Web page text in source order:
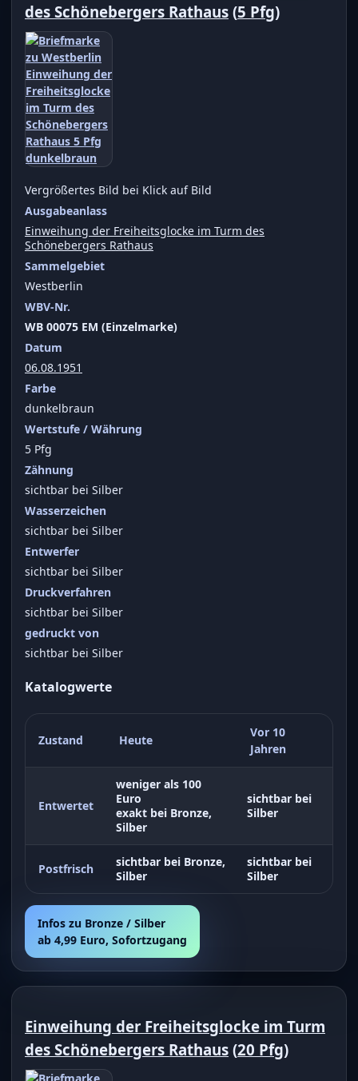
des Schönebergers Rathaus (5 Pfg)
Vergrößertes Bild bei Klick auf Bild
Ausgabeanlass
Einweihung der Freiheitsglocke im Turm des
Schönebergers Rathaus
Sammelgebiet
Westberlin
WBV-Nr.
WB 00075 EM (Einzelmarke)
Datum
06.08.1951
Farbe
dunkelbraun
Wertstufe / Währung
5 Pfg
Zähnung
sichtbar bei Silber
Wasserzeichen
sichtbar bei Silber
Entwerfer
sichtbar bei Silber
Druckverfahren
sichtbar bei Silber
gedruckt von
sichtbar bei Silber
Katalogwerte
Zustand Heute
Vor 10
Jahren
Entwertet
weniger als 100
Euro
exakt bei Bronze,
Silber
sichtbar bei
Silber
Postfrisch
sichtbar bei Bronze,
Silber
sichtbar bei
Silber
Infos zu Bronze / Silber
ab 4,99 Euro, Sofortzugang
Einweihung der Freiheitsglocke im Turm
des Schönebergers Rathaus (20 Pfg)